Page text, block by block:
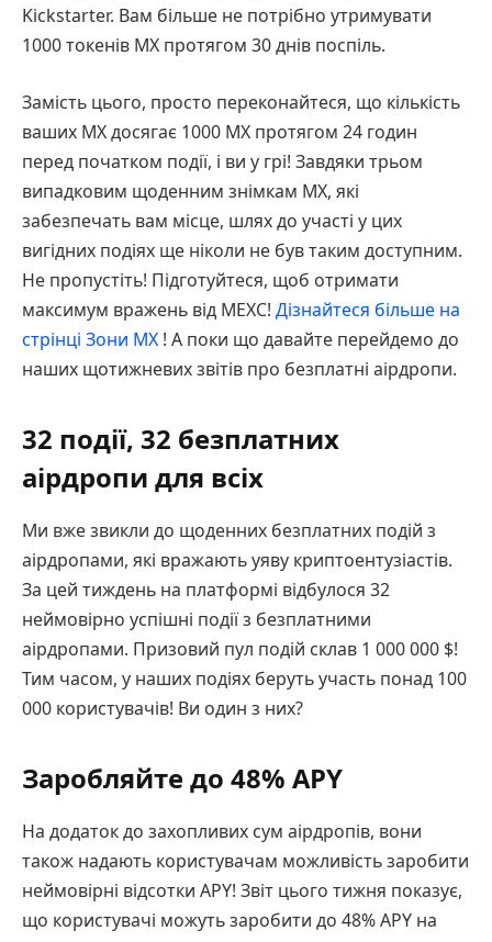
Kickstarter. Вам більше не потрібно утримувати
1000 токенів MX протягом 30 днів поспіль.
Замість цього, просто переконайтеся, що кількість
ваших MX досягає 1000 MX протягом 24 годин
перед початком події, і ви у грі! Завдяки трьом
випадковим щоденним знімкам MX, які
забезпечать вам місце, шлях до участі у цих
вигідних подіях ще ніколи не був таким доступним.
Не пропустіть! Підготуйтеся, щоб отримати
максимум вражень від MEXC! Дізнайтеся більше на
стрінці Зони MX ! А поки що давайте перейдемо до
наших щотижневих звітів про безплатні аірдропи.
32 події, 32 безплатних
аірдропи для всіх
Ми вже звикли до щоденних безплатних подій з
аірдропами, які вражають уяву криптоентузіастів.
За цей тиждень на платформі відбулося 32
неймовірно успішні події з безплатними
аірдропами. Призовий пул подій склав 1 000 000 $!
Тим часом, у наших подіях беруть участь понад 100
000 користувачів! Ви один з них?
Заробляйте до 48% APY
На додаток до захопливих сум аірдропів, вони
також надають користувачам можливість заробити
неймовірні відсотки APY! Звіт цього тижня показує,
що користувачі можуть заробити до 48% APY на